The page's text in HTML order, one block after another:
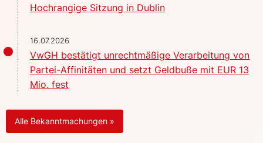
Hochrangige Sitzung in Dublin
16.07.2026
VwGH bestätigt unrechtmäßige Verarbeitung von
Partei-Affinitäten und setzt Geldbuße mit EUR 13
Mio. fest
Alle Bekanntmachungen »